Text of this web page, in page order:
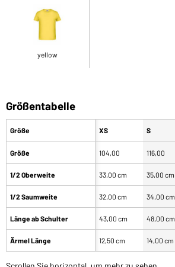
yellow
Größentabelle
Größe
Größe
1/2 Oberweite
1/2 Saumweite
Länge ab Schulter
Ärmel Länge
XS S
104,00 116,00
33,00 cm 35,00 cm
32,00 cm 34,00 cm
43,00 cm 48,00 cm
12,50 cm 14,00 cm